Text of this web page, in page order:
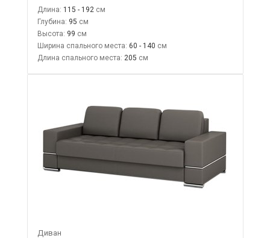
Длина: 115 - 192
Глубина: 95
Высота: 99
Ширина спального места: 60 - 140
Длина спального места: 205
Диван